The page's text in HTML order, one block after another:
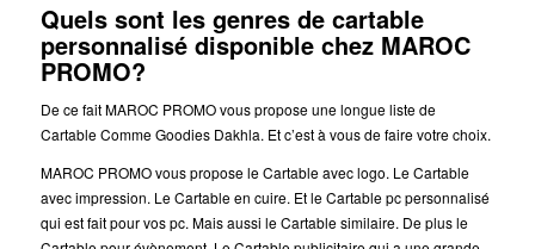
Quels sont les genres de cartable
personnalisé disponible chez MAROC
PROMO?
De ce fait MAROC PROMO vous propose une longue liste de
Cartable Comme Goodies Dakhla. Et c’est à vous de faire votre choix.
MAROC PROMO vous propose le Cartable avec logo. Le Cartable
avec impression. Le Cartable en cuire. Et le Cartable pc personnalisé
qui est fait pour vos pc. Mais aussi le Cartable similaire. De plus le